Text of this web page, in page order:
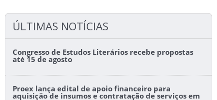
ÚLTIMAS NOTÍCIAS
Congresso de Estudos Literários recebe propostas
até 15 de agosto
Proex lança edital de apoio financeiro para
aquisição de insumos e contratação de serviços em